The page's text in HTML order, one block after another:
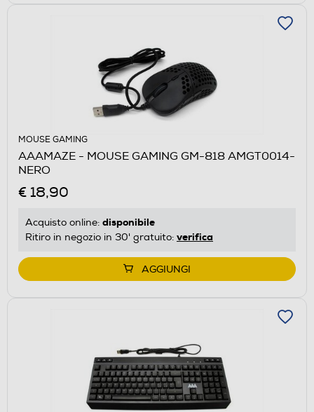
MOUSE GAMING
AAAMAZE - MOUSE GAMING GM-818 AMGT0014-
NERO
€ 18,90
Acquisto online: disponibile
Ritiro in negozio in 30' gratuito: verifica
AGGIUNGI